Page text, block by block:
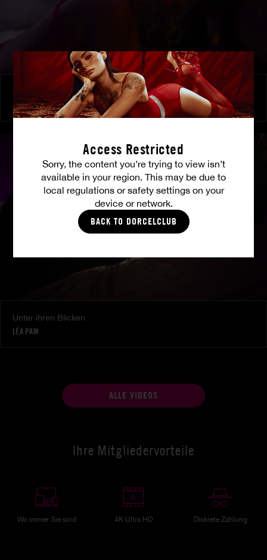
Access Restricted
Sorry, the content you’re trying to view isn’t
available in your region. This may be due to
local regulations or safety settings on your
device or network.
BACK TO DORCELCLUB
Zu ihren Befehlen
SHALINA DEVINE
Unter ihren Blicken
LÉA PAM
ALLE VIDEOS
Ihre Mitgliedervorteile
Wo immer Sie sind 4K Ultra HD Diskrete Zahlung